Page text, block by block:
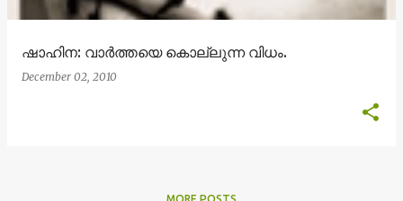
ഷാഹിന: വാര്‍ത്തയെ കൊല്ലുന്ന വിധം.
December 02, 2010